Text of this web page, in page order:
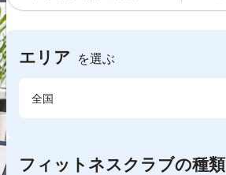
エリア を選ぶ
全国
フィットネスクラブの種類